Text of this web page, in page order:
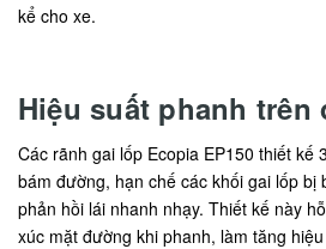
kể cho xe.
Hiệu suất phanh
Các rãnh gai lốp Ecopia EP150 thiết kế
bám đường, hạn chế các khối gai lốp bị
phản hồi lái nhanh nhạy. Thiết kế này
xúc mặt đường khi phanh, làm tăng